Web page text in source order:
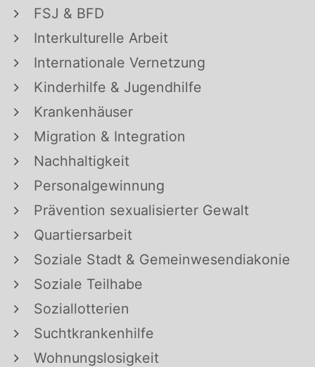
FSJ & BFD
Interkulturelle Arbeit
Internationale Vernetzung
Kinderhilfe & Jugendhilfe
Krankenhäuser
Migration & Integration
Nachhaltigkeit
Personalgewinnung
Prävention sexualisierter Gewalt
Quartiersarbeit
Soziale Stadt & Gemeinwesendiakonie
Soziale Teilhabe
Soziallotterien
Suchtkrankenhilfe
Wohnungslosigkeit